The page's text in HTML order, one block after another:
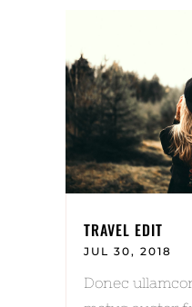
TRAVEL EDIT
JUL 30, 2018
Donec